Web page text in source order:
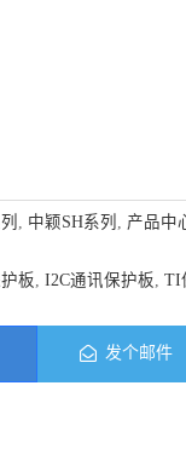
, 中颖SH系列 , 产品中
板, I2C通讯保护板, TI
发个邮件